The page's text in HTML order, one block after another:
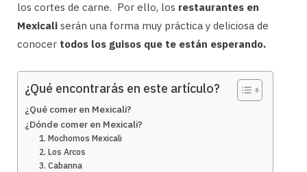
los cortes de carne. Por ello, los restaurantes en
Mexicali serán una forma muy práctica y deliciosa de
conocer todos los guisos que te están esperando.
¿Qué encontrarás en este artículo?
¿Qué comer en Mexicali?
¿Dónde comer en Mexicali?
1. Mochomos Mexicali
2. Los Arcos
3. Cabanna